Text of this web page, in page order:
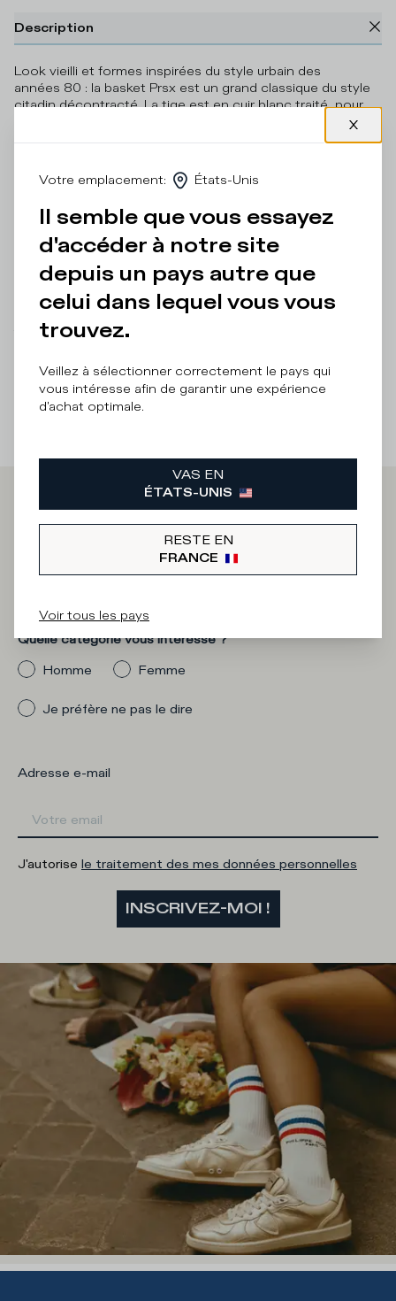
Description
Look vieilli et formes inspirées du style urbain des
années 80 : la basket Prsx est un grand classique du style
citadin décontracté. La tige est en cuir blanc traité, pour
donner un effet vintage. Cette paire se distingue par ses
détails rock, comme le contrefort noir et les lacets et
un fraisage artisanal style usé souligne l'effet vieilli du
design de cette chaussure basse pour homme. Coupe
standard : nous vous recommandons de choisir votre taille
habituelle.
Détails et composition
Entretien Produit
There was a problem loading related products
Iscriviti alla
Newsletter
Quelle catégorie vous intéresse ?
Homme
Femme
Je préfère ne pas le dire
Adresse e-mail
J'autorise le traitement des mes données personnelles
INSCRIVEZ-MOI !
Votre emplacement: États-Unis
Il semble que vous essayez
d'accéder à notre site
depuis un pays autre que
celui dans lequel vous vous
trouvez.
Veillez à sélectionner correctement le pays qui
vous intéresse afin de garantir une expérience
d'achat optimale.
VAS EN
ÉTATS-UNIS
RESTE EN
FRANCE
Voir tous les pays